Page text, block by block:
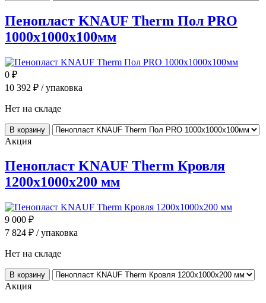
Пенопласт KNAUF Therm Пол PRO
1000x1000x100мм
0 ₽
10 392 ₽ / упаковка
Нет на складе
В корзину
Акция
Пенопласт KNAUF Therm Кровля
1200x1000x200 мм
9 000 ₽
7 824 ₽ / упаковка
Нет на складе
В корзину
Акция